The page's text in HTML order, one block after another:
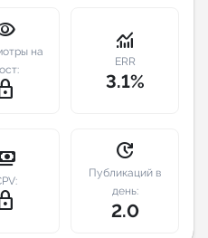
на
monitoring
ERR
3.1%
update
Публикаций в
день:
2.0